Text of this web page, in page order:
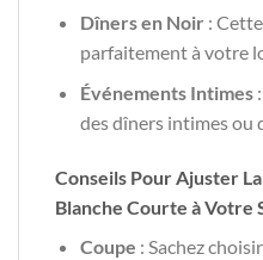
Dîners en Noir :
parfaitement à votre
Événements Intimes:
des dîners intimes ou
Conseils Pour Ajuster
Blanche Courte à Votre
Coupe : Sachez